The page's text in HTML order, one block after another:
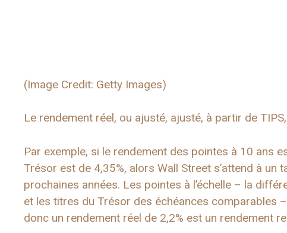
(Image Credit: Getty Images)
Le rendement réel, ou ajusté, ajusté, à partir de
Par exemple, si le rendement des pointes à 10 ans
Trésor est de 4,35%, alors Wall Street s’attend à un
prochaines années. Les pointes à l’échelle – la
et les titres du Trésor des échéances comparables
donc un rendement réel de 2,2% est un rendement